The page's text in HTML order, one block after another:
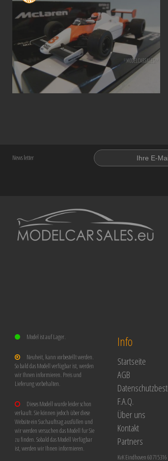
News letter
Model ist auf Lager.
Neuheit, kann vorbestellt werden.
So bald das Modell verfügbar ist, werden
wir Ihnen informieren. Preis und
Lieferung vorbehalten.
Dieses Modell wurde leider schon
verkauft. Sie können jedoch über diese
Website ein Suchauftrag ausfüllen und
wir werden versuchen das Modell fur Sie
zu finden. Sobald das Modell Verfügbar
ist, werden wir Ihnen informieren.
Info
Startseite
AGB
F.A.Q.
Über uns
Kontakt
Partners
KvK Eindhoven 60715316